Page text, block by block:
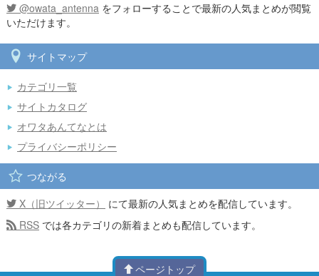
@owata_antenna をフォローすることで最新の人気まとめが閲覧
いただけます。
サイトマップ
カテゴリ一覧
サイトカタログ
オワタあんてなとは
プライバシーポリシー
つながる
X（旧ツイッター）
にて最新の人気まとめを配信しています。
RSS では各カテゴリの新着まとめも配信しています。
ページトップ